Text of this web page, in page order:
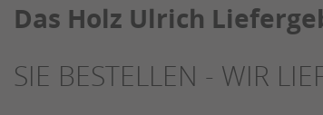
Das Holz Ulrich
SIE BESTELLEN - WIR